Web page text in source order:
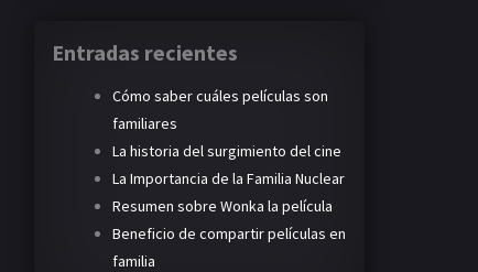
Entradas recientes
Cómo saber cuáles películas son
familiares
La historia del surgimiento del cine
La Importancia de la Familia Nuclear
Resumen sobre Wonka la película
Beneficio de compartir películas en
familia